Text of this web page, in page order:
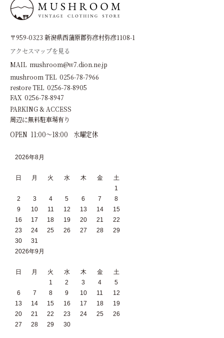
〒959-0323 新潟県西蒲原郡弥彦村弥彦1108-1
アクセスマップを見る
MAIL mushroom@w7.dion.ne.jp
mushroom TEL 0256-78-7966
restore TEL 0256-78-8905
FAX 0256-78-8947
PARKING & ACCESS
周辺に無料駐車場有り
OPEN 11:00～18:00 水曜定休
2026年8月
日 月 火 水 木 金
土
1
2
3 4 5 6 7
8
9
10 11 12 13 14
15
16
17 18 19 20 21
22
23
24 25 26 27 28
29
30
31
2026年9月
日 月 火 水 木 金
土
1
2 3 4
5
6
7 8 9 10 11
12
13
14 15 16 17 18
19
20
21 22 23 24 25
26
27
28 29 30